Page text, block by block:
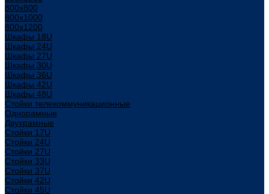
800x800
800х1000
800х1200
Шкафы 18U
Шкафы 24U
Шкафы 27U
Шкафы 30U
Шкафы 36U
Шкафы 42U
Шкафы 48U
Стойки телекоммуникационные
Однорамные
Двухрамные
Стойки 17U
Стойки 24U
Стойки 27U
Стойки 33U
Стойки 37U
Стойки 42U
Стойки 45U